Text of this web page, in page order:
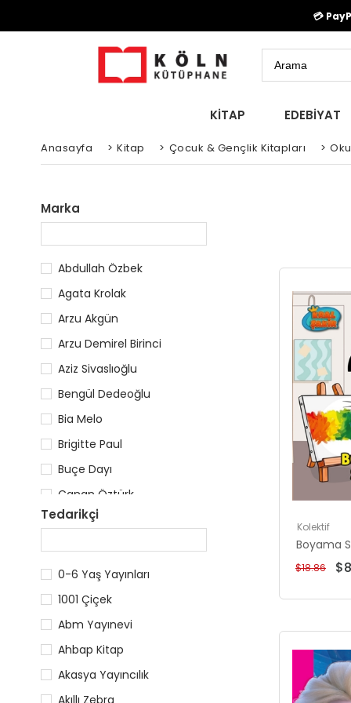
💳
KİTAP EDEBİYAT
Anasayfa > Kitap > Çocuk & Gençlik Kitapları >
Marka
Abdullah Özbek
Agata Krolak
Arzu Akgün
Arzu Demirel Birinci
Aziz Sivaslıoğlu
Bengül Dedeoğlu
Bia Melo
Brigitte Paul
Buçe Dayı
Canan Öztürk
Ceyda Düvenci
Darmin Hadzibegoviç
Demirhan Kadıoğlu
Deniz Büyükbalya
Tedarikçi
0-6 Yaş Yayınları
1001 Çiçek
Abm Yayınevi
Ahbap Kitap
Akasya Yayıncılık
Akıllı Zebra
Kolektif
Boyama
$18.86